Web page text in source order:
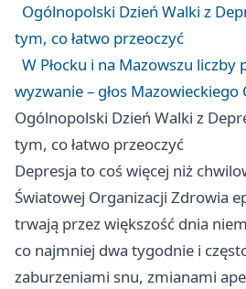
Ogólnopolski Dzień Walki z
tym, co łatwo przeoczyć
W Płocku i na Mazowszu liczby
wyzwanie – głos Mazowieckiego
Ogólnopolski Dzień Walki z
tym, co łatwo przeoczyć
Depresja to coś więcej niż
Światowej Organizacji Zdrowia
trwają przez większość dnia
co najmniej dwa tygodnie i
zaburzeniami snu, zmianami